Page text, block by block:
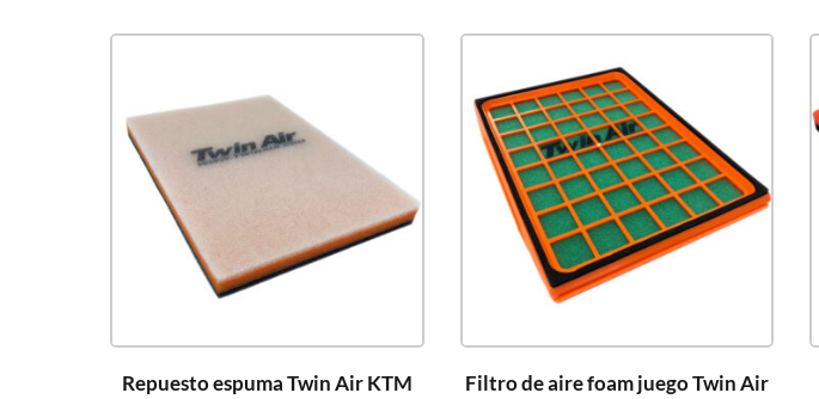
Repuesto espuma Twin Air KTM
Filtro de aire foam juego Twin Air